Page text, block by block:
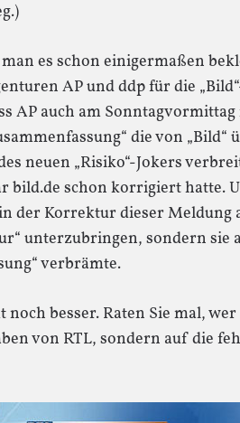
es schon einigermaßen
AP und ddp für die
AP auch am
die von „Bild“
neuen „Risiko“-Jokers
bild.de schon korrigiert hatte.
der Korrektur dieser Meldung
unterzubringen, sondern sie
verbrämte.
noch besser. Raten Sie mal,
von RTL, sondern auf die